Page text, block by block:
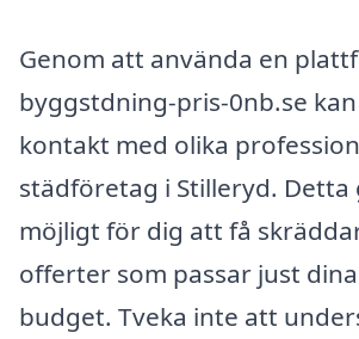
Genom att använda en
byggstdning-pris-0nb.se
kontakt med olika
städföretag i Stilleryd. Detta
möjligt för dig att få
offerter som passar just
budget. Tveka inte att